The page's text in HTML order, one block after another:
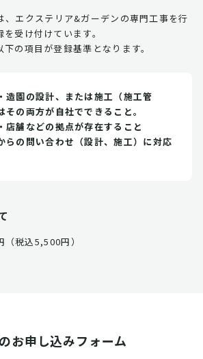
、エクステリア&ガーデンの専門工事を行
受け付けています。
の項目が登録基準となります。
造園の設計、または施工（施工管
その両方が自社でできること。
店舗などの拠点が存在すること
らの問い合わせ（設計、施工）に対応
税込5,500円）
お申し込みフォーム